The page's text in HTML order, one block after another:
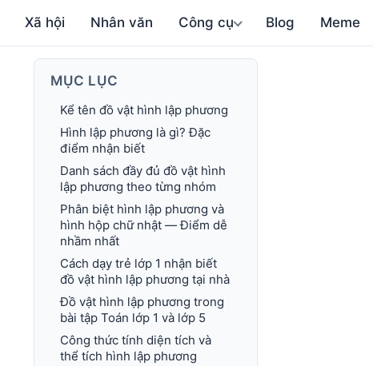
Xã hội Nhân văn Công cụ Blog Meme
MỤC LỤC
Kể tên đồ vật hình lập phương
Hình lập phương là gì? Đặc
điểm nhận biết
Danh sách đầy đủ đồ vật hình
lập phương theo từng nhóm
Phân biệt hình lập phương và
hình hộp chữ nhật — Điểm dễ
nhầm nhất
Cách dạy trẻ lớp 1 nhận biết
đồ vật hình lập phương tại nhà
Đồ vật hình lập phương trong
bài tập Toán lớp 1 và lớp 5
Công thức tính diện tích và
thể tích hình lập phương